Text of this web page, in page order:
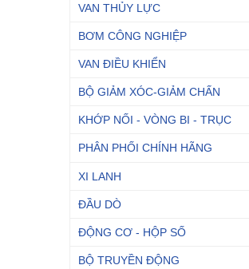
VAN THỦY LỰC
BƠM CÔNG NGHIỆP
VAN ĐIỀU KHIỂN
BỘ GIẢM XÓC-GIẢM CHẤN
KHỚP NỐI - VÒNG BI - TRỤC
PHÂN PHỐI CHÍNH HÃNG
XI LANH
ĐẦU DÒ
ĐỘNG CƠ - HỘP SỐ
BỘ TRUYỀN ĐỘNG